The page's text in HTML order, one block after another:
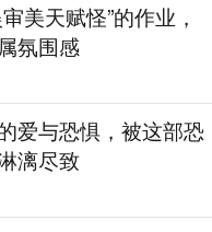
美天赋怪”的作业，
氛围感
爱与恐惧，被这部恐
漓尽致